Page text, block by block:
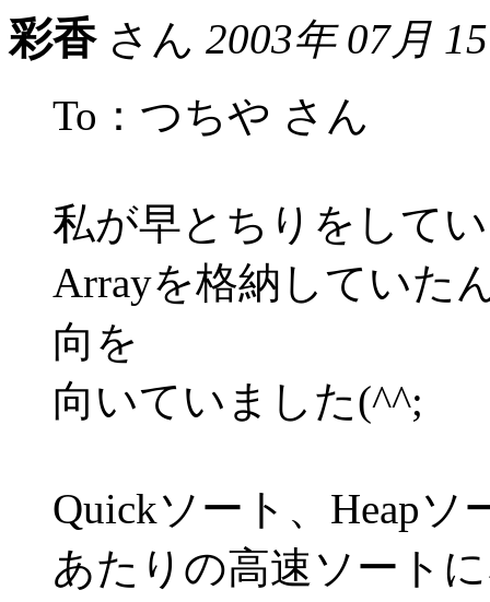
彩香さん 2003年 07月
To：つちや さん
私が早とちりをして
Arrayを格納していた
向を
向いていました(^^;
Quickソート、Heapソ
あたりの高速ソート